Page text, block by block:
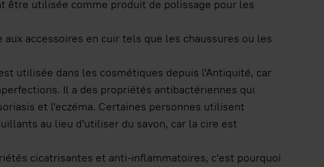
être utilisée comme produit de polissage pour les
accessoires en cuir tels que les chaussures ou les
utilisée dans les cosmétiques depuis l'Antiquité, car
Il a des propriétés antibactériennes qui
et l'eczéma. Certaines personnes utilisent
au lieu d'utiliser du savon, car la cire est
cicatrisantes et anti-inflammatoires, c'est pourquoi